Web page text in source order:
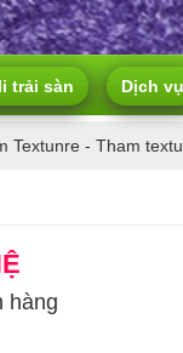
trải sàn Dịch vụ
Textunre - Tham
hàng